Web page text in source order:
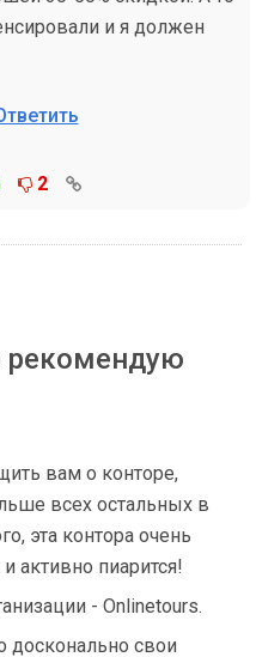
и я должен
2
рекомендую
вам о конторе,
всех остальных в
эта контора очень
активно пиарится!
- Onlinetours.
досконально свои